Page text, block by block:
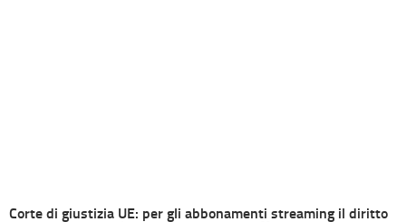
Corte di giustizia UE: per gli abbonamenti streaming il diritto